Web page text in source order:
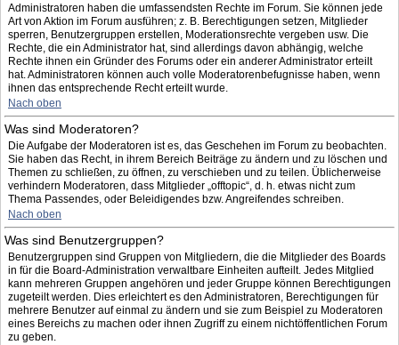
Administratoren haben die umfassendsten Rechte im Forum. Sie können jede
Art von Aktion im Forum ausführen; z. B. Berechtigungen setzen, Mitglieder
sperren, Benutzergruppen erstellen, Moderationsrechte vergeben usw. Die
Rechte, die ein Administrator hat, sind allerdings davon abhängig, welche
Rechte ihnen ein Gründer des Forums oder ein anderer Administrator erteilt
hat. Administratoren können auch volle Moderatorenbefugnisse haben, wenn
ihnen das entsprechende Recht erteilt wurde.
Nach oben
Was sind Moderatoren?
Die Aufgabe der Moderatoren ist es, das Geschehen im Forum zu beobachten.
Sie haben das Recht, in ihrem Bereich Beiträge zu ändern und zu löschen und
Themen zu schließen, zu öffnen, zu verschieben und zu teilen. Üblicherweise
verhindern Moderatoren, dass Mitglieder „offtopic“, d. h. etwas nicht zum
Thema Passendes, oder Beleidigendes bzw. Angreifendes schreiben.
Nach oben
Was sind Benutzergruppen?
Benutzergruppen sind Gruppen von Mitgliedern, die die Mitglieder des Boards
in für die Board-Administration verwaltbare Einheiten aufteilt. Jedes Mitglied
kann mehreren Gruppen angehören und jeder Gruppe können Berechtigungen
zugeteilt werden. Dies erleichtert es den Administratoren, Berechtigungen für
mehrere Benutzer auf einmal zu ändern und sie zum Beispiel zu Moderatoren
eines Bereichs zu machen oder ihnen Zugriff zu einem nichtöffentlichen Forum
zu geben.